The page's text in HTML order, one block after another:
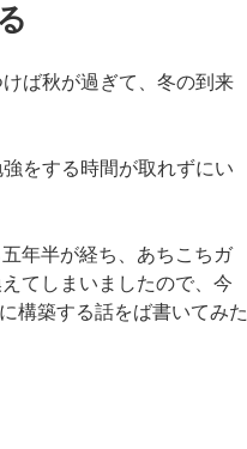
ば秋が過ぎて、冬の到来
をする時間が取れずにい
年半が経ち、あちこちガ
てしまいましたので、今
構築する話をば書いてみた